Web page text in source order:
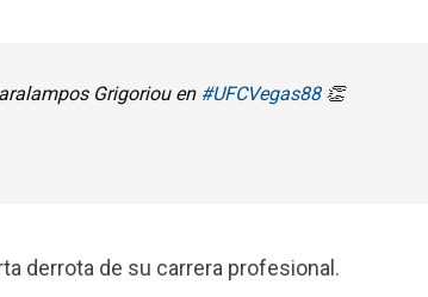
Grigoriou en #UFCVegas88👏
derrota de su carrera profesional.